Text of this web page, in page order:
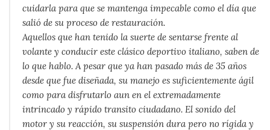
cuidarla para que se mantenga impecable como el día que
salió de su proceso de restauración.
Aquellos que han tenido la suerte de sentarse frente al
volante y conducir este clásico deportivo italiano, saben de
lo que hablo. A pesar que ya han pasado más de 35 años
desde que fue diseñada, su manejo es suficientemente ágil
como para disfrutarlo aun en el extremadamente
intrincado y rápido transito ciudadano. El sonido del
motor y su reacción, su suspensión dura pero no rígida y